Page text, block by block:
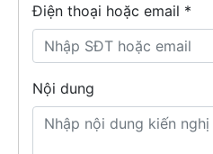
Điện thoại hoặc email *
Nội dung